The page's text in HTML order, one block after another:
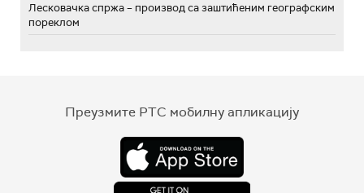
Лесковачка спржа – производ са заштићеним географским
пореклом
Преузмите РТС мобилну апликацију